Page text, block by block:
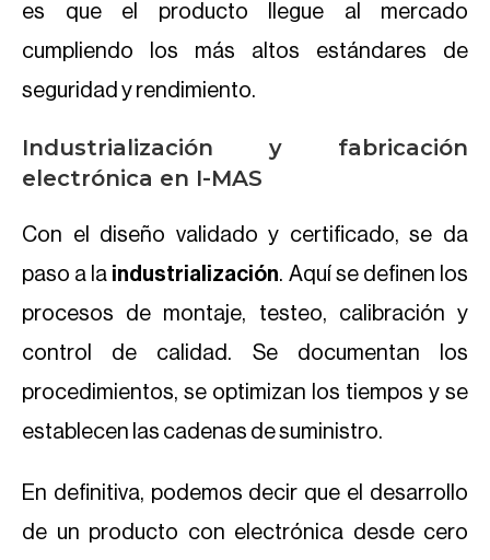
es que el producto llegue al mercado
cumpliendo los más altos estándares de
seguridad y rendimiento.
Industrialización y fabricación
electrónica en I-MAS
Con el diseño validado y certificado, se da
paso a la industrialización. Aquí se definen los
procesos de montaje, testeo, calibración y
control de calidad. Se documentan los
procedimientos, se optimizan los tiempos y se
establecen las cadenas de suministro.
En definitiva, podemos decir que el desarrollo
de un producto con electrónica desde cero